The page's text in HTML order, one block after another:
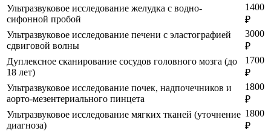
Ультразвуковое исследование желудка с водно-
сифонной пробой
1400
₽
Ультразвуковое исследование печени с эластографией
сдвиговой волны
3000
₽
Дуплексное сканирование сосудов головного мозга (до
18 лет)
1700
₽
Ультразвуковое исследование почек, надпочечников и
аорто-мезентериального пинцета
1800
₽
Ультразвуковое исследование мягких тканей (уточнение
диагноза)
1800
₽